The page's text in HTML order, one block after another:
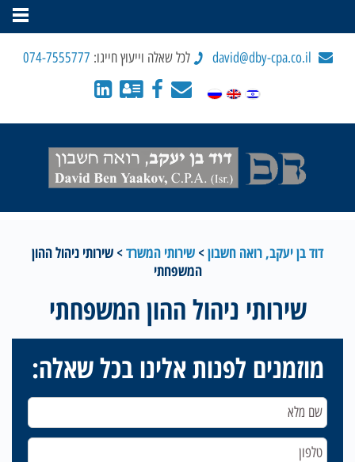
david@dby-cpa.co.il לכל שאלה וייעוץ חייגו: 074-7555777
דוד בן יעקב, רואה חשבון> שירותי המשרד> שירותי ניהול ההון
המשפחתי
שירותי ניהול ההון המשפחתי
מוזמנים לפנות אלינו בכל שאלה: